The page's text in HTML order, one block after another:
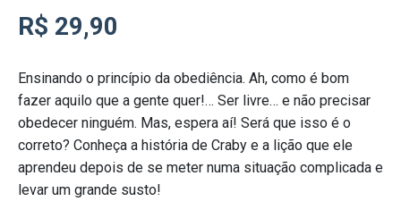
R$ 29,90
Ensinando o princípio da obediência. Ah, como é bom
fazer aquilo que a gente quer!… Ser livre… e não precisar
obedecer ninguém. Mas, espera aí! Será que isso é o
correto? Conheça a história de Craby e a lição que ele
aprendeu depois de se meter numa situação complicada e
levar um grande susto!